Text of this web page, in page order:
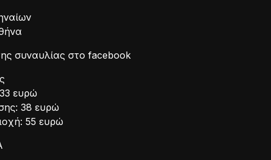
συναυλίας στο facebook
ευρώ
38 ευρώ
55 ευρώ